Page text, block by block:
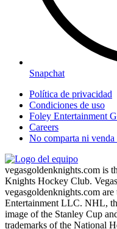
Snapchat
Política de privacidad
Condiciones de uso
Foley Entertainment
Careers
No comparta ni venda
vegasgoldenknights.com is
Knights Hockey Club.
vegasgoldenknights.com
Entertainment LLC. NHL,
image of the Stanley Cup
trademarks of the National